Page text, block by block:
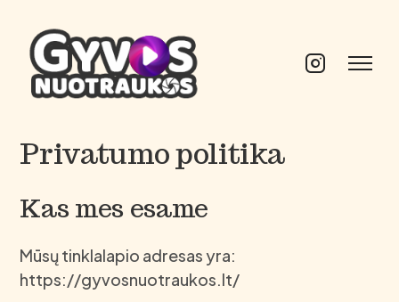
Privatumo politika
Kas mes esame
Mūsų tinklalapio adresas yra:
https://gyvosnuotraukos.lt/